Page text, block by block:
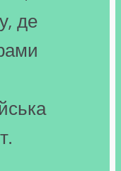
де